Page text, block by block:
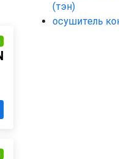
(тэн)
осушитель